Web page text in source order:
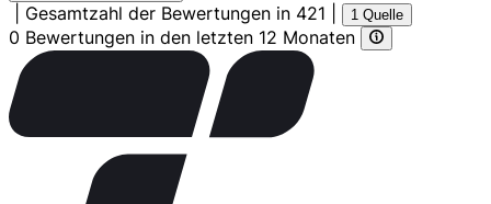
Gesamtzahl der Bewertungen in 421 1 Quelle
0 Bewertungen in den letzten 12 Monaten